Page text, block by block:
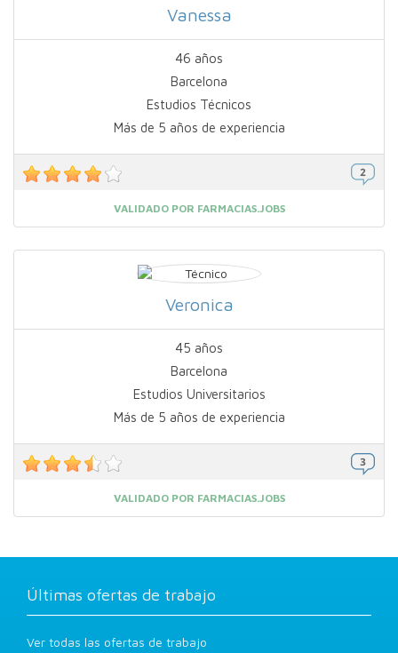
Vanessa
46 años
Barcelona
Estudios Técnicos
Más de 5 años de experiencia
VALIDADO POR FARMACIAS.JOBS
Veronica
45 años
Barcelona
Estudios Universitarios
Más de 5 años de experiencia
VALIDADO POR FARMACIAS.JOBS
Últimas ofertas de trabajo
Ver todas las ofertas de trabajo